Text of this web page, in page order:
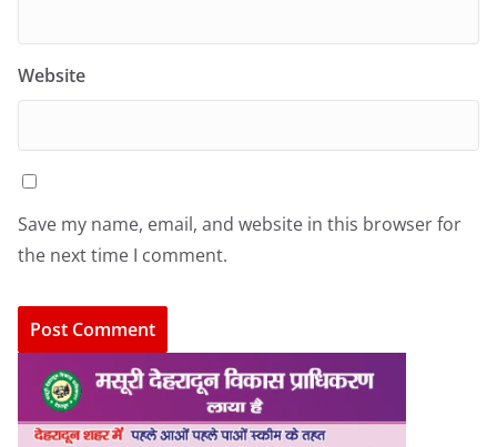
Website
Save my name, email, and website in this browser for
the next time I comment.